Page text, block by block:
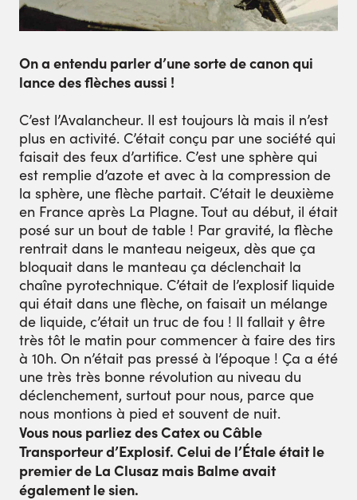
On a entendu parler d’une sorte de canon qui
lance des flèches aussi !
C’est l’Avalancheur. Il est toujours là mais il n’est
plus en activité. C’était conçu par une société qui
faisait des feux d’artifice. C’est une sphère qui
est remplie d’azote et avec à la compression de
la sphère, une flèche partait. C’était le deuxième
en France après La Plagne. Tout au début, il était
posé sur un bout de table ! Par gravité, la flèche
rentrait dans le manteau neigeux, dès que ça
bloquait dans le manteau ça déclenchait la
chaîne pyrotechnique. C’était de l’explosif liquide
qui était dans une flèche, on faisait un mélange
de liquide, c’était un truc de fou ! Il fallait y être
très tôt le matin pour commencer à faire des tirs
à 10h. On n’était pas pressé à l’époque ! Ça a été
une très très bonne révolution au niveau du
déclenchement, surtout pour nous, parce que
nous montions à pied et souvent de nuit.
Vous nous parliez des Catex ou Câble
Transporteur d’Explosif. Celui de l’Étaleétait le
premier de La Clusaz mais Balmeavait
également le sien.